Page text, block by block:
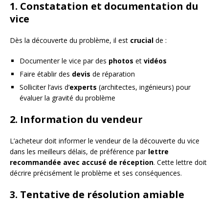
1. Constatation et documentation du
vice
Dès la découverte du problème, il est crucial de :
Documenter le vice par des photos et vidéos
Faire établir des devis de réparation
Solliciter l’avis d’experts (architectes, ingénieurs) pour
évaluer la gravité du problème
2. Information du vendeur
L’acheteur doit informer le vendeur de la découverte du vice
dans les meilleurs délais, de préférence par lettre
recommandée avec accusé de réception. Cette lettre doit
décrire précisément le problème et ses conséquences.
3. Tentative de résolution amiable